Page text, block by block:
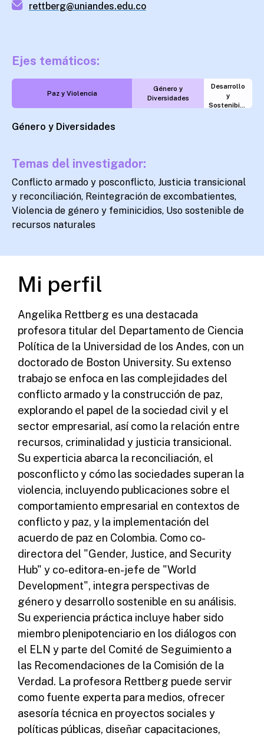
rettberg@uniandes.edu.co
Ejes temáticos:
Paz y Violencia
Género y
Diversidades
Desarrollo
y
Sostenibilidad
Género y Diversidades
Temas del investigador:
Conflicto armado y posconflicto, Justicia transicional
y reconciliación, Reintegración de excombatientes,
Violencia de género y feminicidios, Uso sostenible de
recursos naturales
Mi perfil
Angelika Rettberg es una destacada
profesora titular del Departamento de Ciencia
Política de la Universidad de los Andes, con un
doctorado de Boston University. Su extenso
trabajo se enfoca en las complejidades del
conflicto armado y la construcción de paz,
explorando el papel de la sociedad civil y el
sector empresarial, así como la relación entre
recursos, criminalidad y justicia transicional.
Su experticia abarca la reconciliación, el
posconflicto y cómo las sociedades superan la
violencia, incluyendo publicaciones sobre el
comportamiento empresarial en contextos de
conflicto y paz, y la implementación del
acuerdo de paz en Colombia. Como co-
directora del "Gender, Justice, and Security
Hub" y co-editora-en-jefe de "World
Development", integra perspectivas de
género y desarrollo sostenible en su análisis.
Su experiencia práctica incluye haber sido
miembro plenipotenciario en los diálogos con
el ELN y parte del Comité de Seguimiento a
las Recomendaciones de la Comisión de la
Verdad. La profesora Rettberg puede servir
como fuente experta para medios, ofrecer
asesoría técnica en proyectos sociales y
políticas públicas, diseñar capacitaciones,